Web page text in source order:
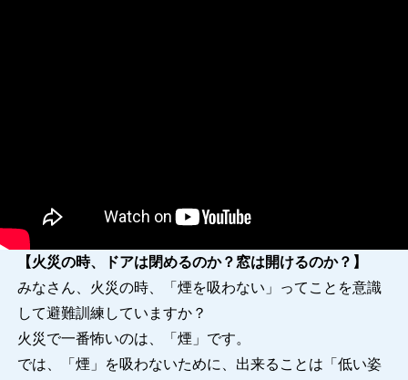
【火災の時、ドアは閉めるのか？窓は開けるのか？】
みなさん、火災の時、「煙を吸わない」ってことを意識
して避難訓練していますか？
火災で一番怖いのは、「煙」です。
では、「煙」を吸わないために、出来ることは「低い姿